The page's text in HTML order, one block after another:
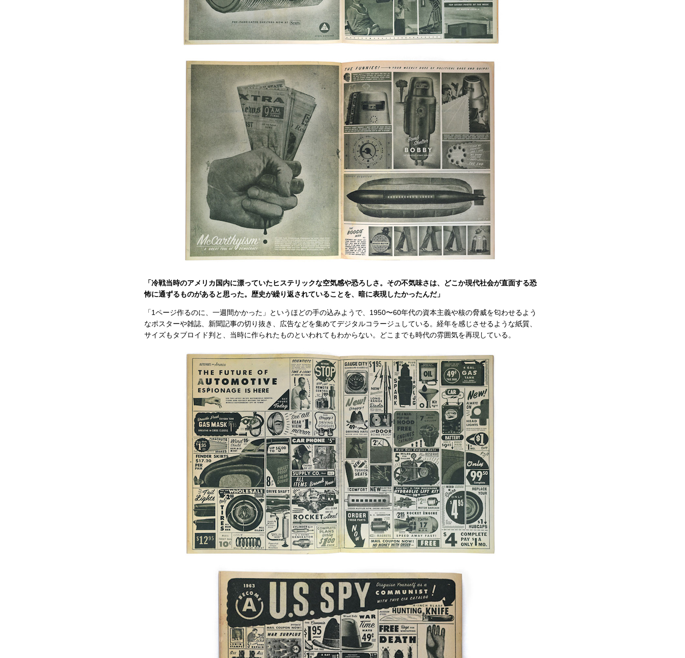
「冷戦当時のアメリカ国内に漂っていたヒステリックな空気感や恐ろしさ。その不気味さは、どこか現代社会が直面する恐
怖に通ずるものがあると思った。歴史が繰り返されていることを、暗に表現したかったんだ」
「1ページ作るのに、一週間かかった」というほどの手の込みようで、1950〜60年代の資本主義や核の脅威を匂わせるよう
なポスターや雑誌、新聞記事の切り抜き、広告などを集めてデジタルコラージュしている。経年を感じさせるような紙質、
サイズもタブロイド判と、当時に作られたものといわれてもわからない。どこまでも時代の雰囲気を再現している。